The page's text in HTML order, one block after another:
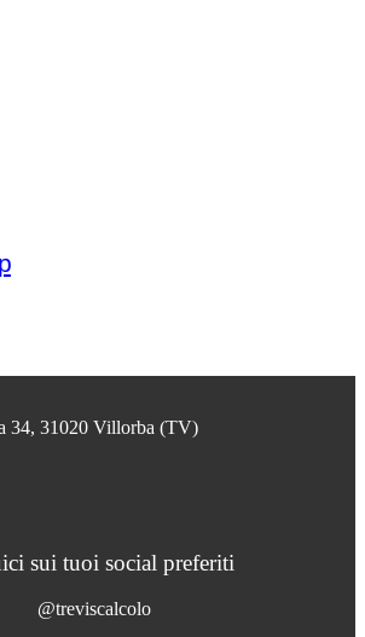
34, 31020 Villorba (TV)
sui tuoi social preferiti
@treviscalcolo